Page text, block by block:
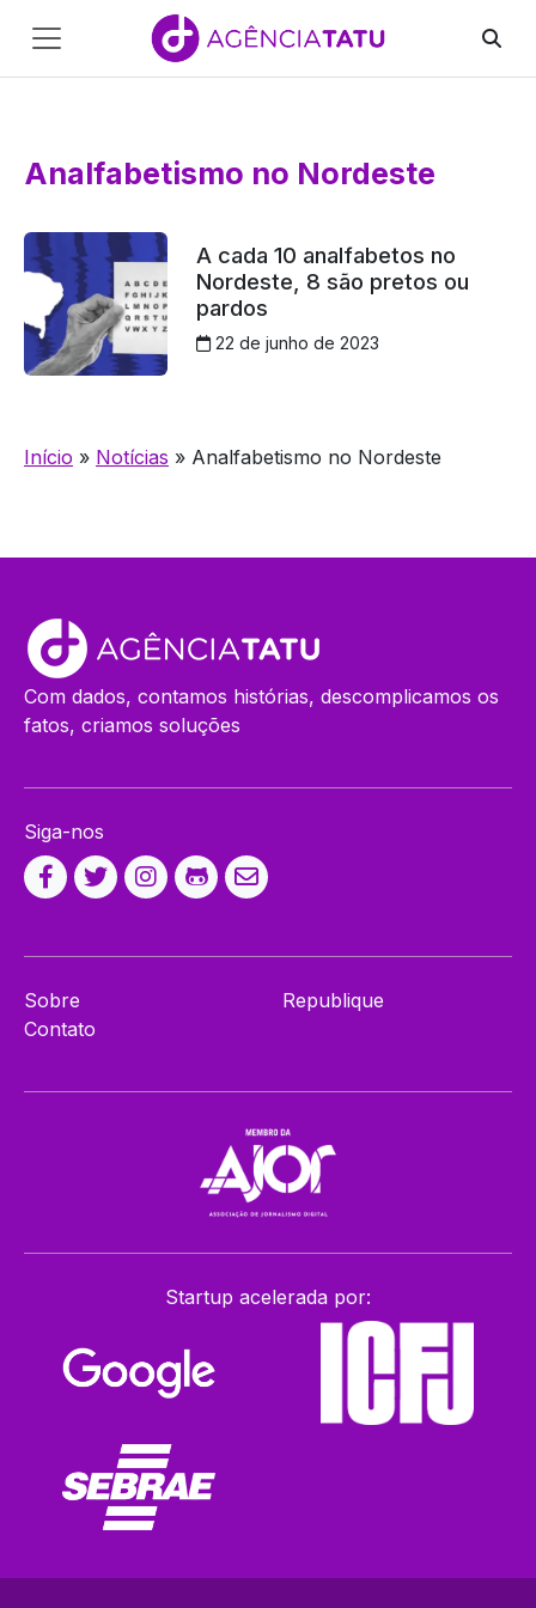
Main
Navigation
Analfabetismo no Nordeste
A cada 10 analfabetos no
Nordeste, 8 são pretos ou
pardos
22 de junho de 2023
Início » Notícias » Analfabetismo no Nordeste
Com dados, contamos histórias, descomplicamos os
fatos, criamos soluções
Siga-nos
Sobre
Contato
Republique
Startup acelerada por: